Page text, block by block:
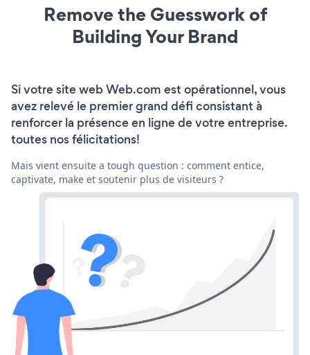
Remove the Guesswork of
Building Your Brand
Si votre site web Web.com est opérationnel, vous
avez relevé le premier grand défi consistant à
renforcer la présence en ligne de votre entreprise.
toutes nos félicitations!
Mais vient ensuite a tough question : comment entice,
captivate, make et soutenir plus de visiteurs ?